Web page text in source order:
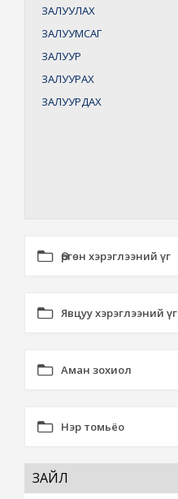
ЗАЛУУЛАХ
ЗАЛУУМСАГ
ЗАЛУУР
ЗАЛУУРАХ
ЗАЛУУРДАХ
Өргөн хэрэглээний үг
Явцуу хэрэглээний үг
Аман зохиол
Нэр томьёо
ЗАЙЛ